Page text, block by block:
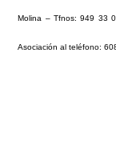
Molina – Tfnos: 949 33
Asociación al teléfono: